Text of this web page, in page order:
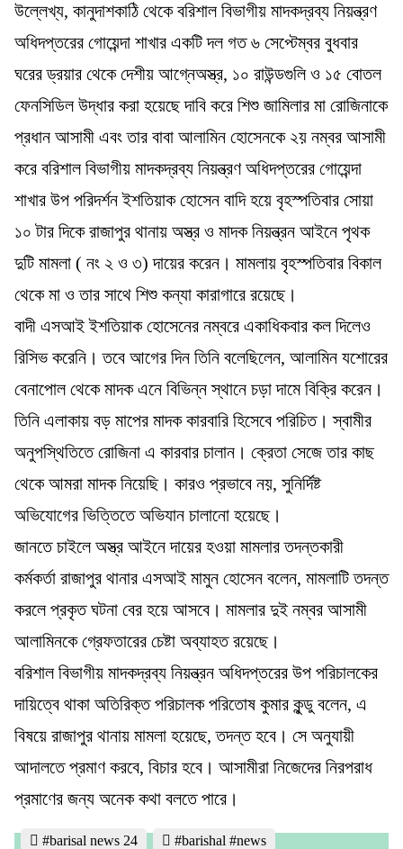
উল্লেখ্য, কানুদাশকাঠি থেকে বরিশাল বিভাগীয় মাদকদ্রব্য নিয়ন্ত্রণ
অধিদপ্তরের গোয়েন্দা শাখার একটি দল গত ৬ সেপ্টেম্বর বুধবার
ঘরের ড্রয়ার থেকে দেশীয় আগ্নেঅস্ত্র, ১০ রাউন্ডগুলি ও ১৫ বোতল
ফেনসিডিল উদ্ধার করা হয়েছে দাবি করে শিশু জামিলার মা রোজিনাকে
প্রধান আসামী এবং তার বাবা আলামিন হোসেনকে ২য় নম্বর আসামী
করে বরিশাল বিভাগীয় মাদকদ্রব্য নিয়ন্ত্রণ অধিদপ্তরের গোয়েন্দা
শাখার উপ পরিদর্শন ইশতিয়াক হোসেন বাদি হয়ে বৃহস্পতিবার সোয়া
১০ টার দিকে রাজাপুর থানায় অস্ত্র ও মাদক নিয়ন্ত্রন আইনে পৃথক
দুটি মামলা ( নং ২ ও ৩) দায়ের করেন। মামলায় বৃহস্পতিবার বিকাল
থেকে মা ও তার সাথে শিশু কন্যা কারাগারে রয়েছে।
বাদী এসআই ইশতিয়াক হোসেনের নম্বরে একাধিকবার কল দিলেও
রিসিভ করেনি। তবে আগের দিন তিনি বলেছিলেন, আলামিন যশোরের
বেনাপোল থেকে মাদক এনে বিভিন্ন স্থানে চড়া দামে বিক্রি করেন।
তিনি এলাকায় বড় মাপের মাদক কারবারি হিসেবে পরিচিত। স্বামীর
অনুপস্থিতিতে রোজিনা এ কারবার চালান। ক্রেতা সেজে তার কাছ
থেকে আমরা মাদক নিয়েছি। কারও প্রভাবে নয়, সুনির্দিষ্ট
অভিযোগের ভিত্তিতে অভিযান চালানো হয়েছে।
জানতে চাইলে অস্ত্র আইনে দায়ের হওয়া মামলার তদন্তকারী
কর্মকর্তা রাজাপুর থানার এসআই মামুন হোসেন বলেন, মামলাটি তদন্ত
করলে প্রকৃত ঘটনা বের হয়ে আসবে। মামলার দুই নম্বর আসামী
আলামিনকে গ্রেফতারের চেষ্টা অব্যাহত রয়েছে।
বরিশাল বিভাগীয় মাদকদ্রব্য নিয়ন্ত্রন অধিদপ্তরের উপ পরিচালকের
দায়িত্বে থাকা অতিরিক্ত পরিচালক পরিতোষ কুমার কুন্ডু বলেন, এ
বিষয়ে রাজাপুর থানায় মামলা হয়েছে, তদন্ত হবে। সে অনুযায়ী
আদালতে প্রমাণ করবে, বিচার হবে। আসামীরা নিজেদের নিরপরাধ
প্রমাণের জন্য অনেক কথা বলতে পারে।
#barisal news 24
#barishal #news